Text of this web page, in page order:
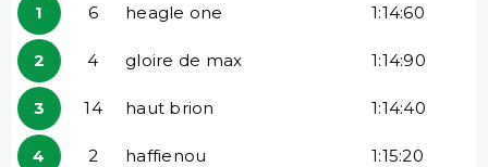
1 6 heagle one 1:14:60
2 4 gloire de max 1:14:90
3 14 haut brion 1:14:40
4 2 haffienou 1:15:20